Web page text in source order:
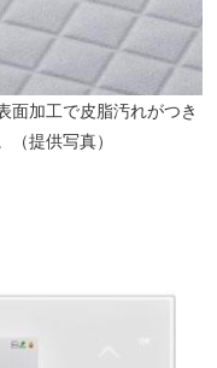
面加工で皮脂汚れがつき
提供写真）